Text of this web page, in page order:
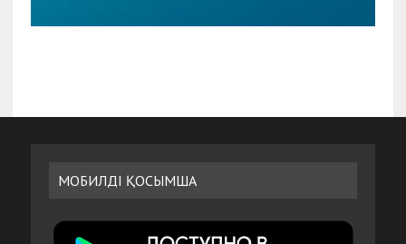
МОБИЛДІ ҚОСЫМША